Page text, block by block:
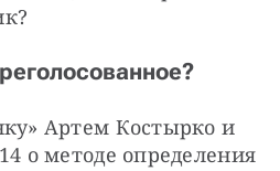
Артем Костырко и
о методе определения